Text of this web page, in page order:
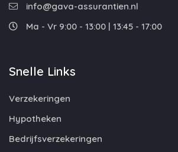
info@gava-assurantien.nl
Ma - Vr 9:00 - 13:00 | 13:45 - 17:00
Snelle Links
Verzekeringen
Hypotheken
Bedrijfsverzekeringen